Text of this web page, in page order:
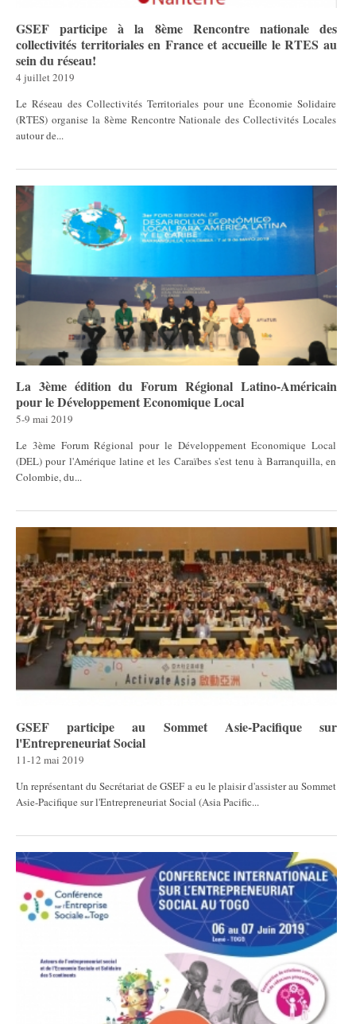
GSEF participe à la 8ème Rencontre nationale des
collectivités territoriales en France et accueille le RTES au
sein du réseau!
4 juillet 2019
Le Réseau des Collectivités Territoriales pour une Économie Solidaire
(RTES) organise la 8ème Rencontre Nationale des Collectivités Locales
autour de...
La 3ème édition du Forum Régional Latino-Américain
pour le Développement Economique Local
5-9 mai 2019
Le 3ème Forum Régional pour le Développement Economique Local
(DEL) pour l'Amérique latine et les Caraïbes s'est tenu à Barranquilla, en
Colombie, du...
GSEF participe au Sommet Asie-Pacifique sur
l'Entrepreneuriat Social
11-12 mai 2019
​​​​​​Un représentant du Secrétariat de GSEF a eu le plaisir d'assister au Sommet
Asie-Pacifique sur l'Entrepreneuriat Social (Asia Pacific...